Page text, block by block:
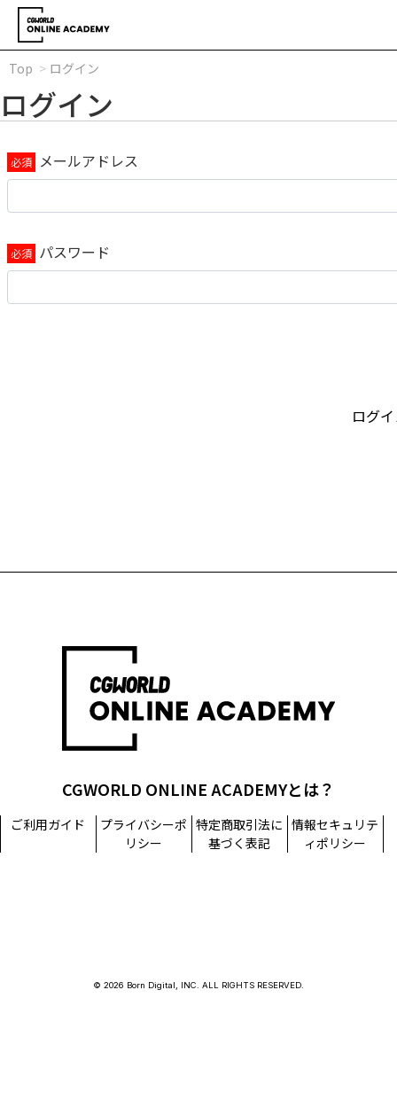
Top ログイン
ログイン
メールアドレス
パスワード
ログ
CGWORLD ONLINE ACADEMYとは？
ご利用ガイド
プライバシーポ
リシー
特定商取引法に
基づく表記
情報セキュリテ
ィポリシー
© 2026 Born Digital, INC. ALL RIGHTS RESERVED.